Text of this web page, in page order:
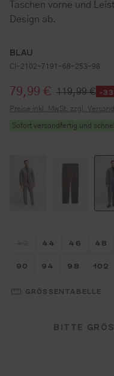
Taschen vorne und
Design ab.
BLAU
CI-2102-7191-68-253-98
Verkaufspreis:
79,99 € 119,99 € -
Preise inkl. MwSt. zzgl.
Sofort versandfertig und
Größe wählen
Größe
44 Größe
46 48
Größe wählen
90 Größe
94 Größe
98 102
GRÖSSENTABELLE
BITTE